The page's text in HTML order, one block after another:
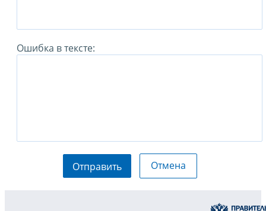
Ошибка в тексте:
Отправить Отмена